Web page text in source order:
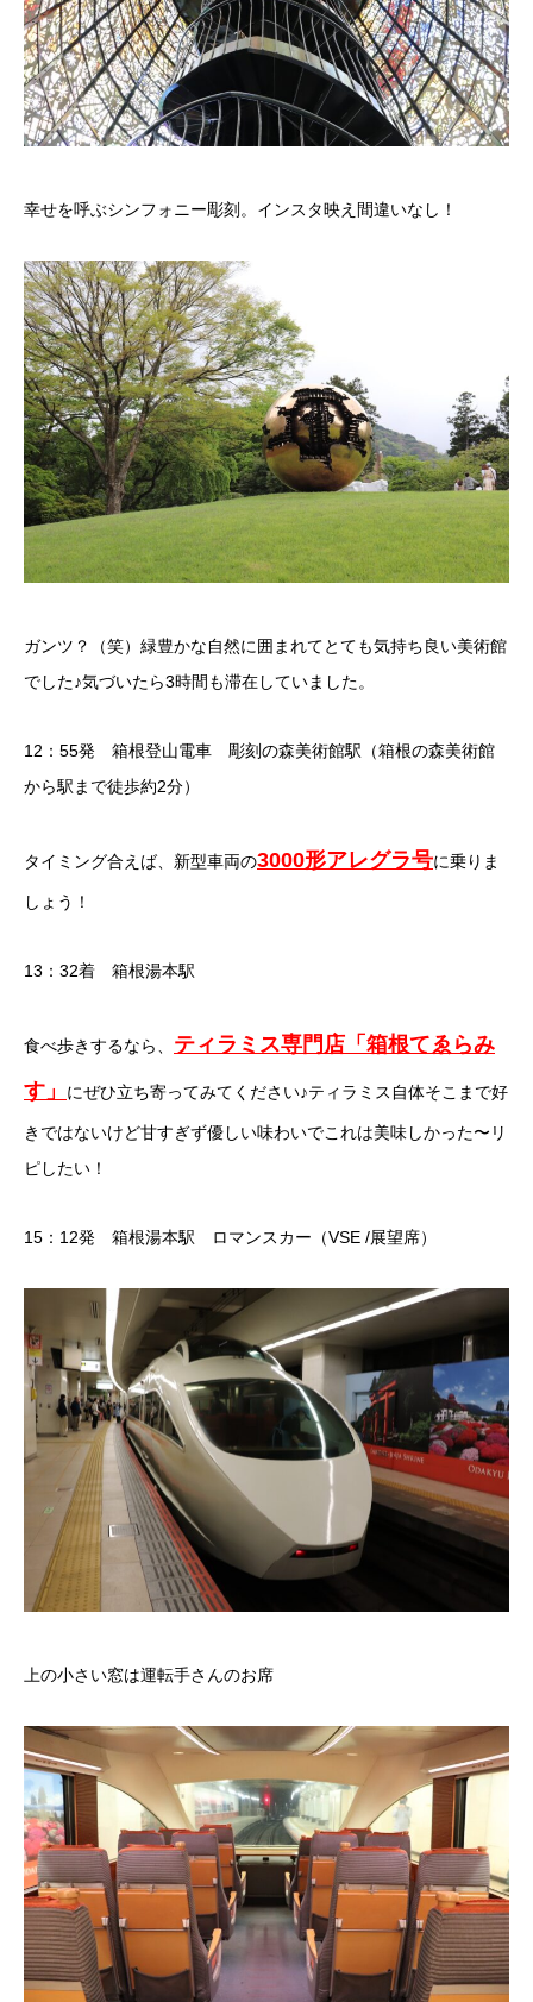
幸せを呼ぶシンフォニー彫刻。インスタ映え間違いなし！
ガンツ？（笑）緑豊かな自然に囲まれてとても気持ち良い美術館
でした♪気づいたら3時間も滞在していました。
12：55発 箱根登山電車 彫刻の森美術館駅（箱根の森美術館
から駅まで徒歩約2分）
タイミング合えば、新型車両の3000形アレグラ号に乗りま
しょう！
13：32着 箱根湯本駅
食べ歩きするなら、 ティラミス専門店「箱根てゑらみ
す」
にぜひ立ち寄ってみてください♪ティラミス自体そこまで好
きではないけど甘すぎず優しい味わいでこれは美味しかった〜リ
ピしたい！
15：12発 箱根湯本駅 ロマンスカー（VSE /展望席）
上の小さい窓は運転手さんのお席